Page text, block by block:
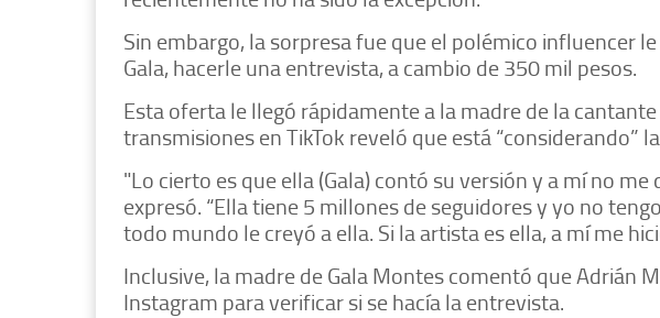
Sin embargo, la sorpresa fue que el polémico influencer
Gala, hacerle una entrevista, a cambio de 350 mil pesos.
Esta oferta le llegó rápidamente a la madre de la
transmisiones en TikTok reveló que está “considerando”
"Lo cierto es que ella (Gala) contó su versión y a mí no me
expresó. “Ella tiene 5 millones de seguidores y yo no
todo mundo le creyó a ella. Si la artista es ella, a mí me
Inclusive, la madre de Gala Montes comentó que Adrián
Instagram para verificar si se hacía la entrevista.